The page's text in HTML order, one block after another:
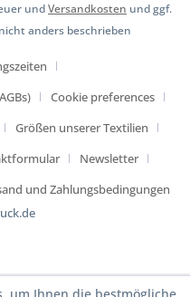
undVersandkosten und ggf.
anders beschrieben
Cookie preferences
Größen unserer Textilien
Newsletter
und Zahlungsbedingungen